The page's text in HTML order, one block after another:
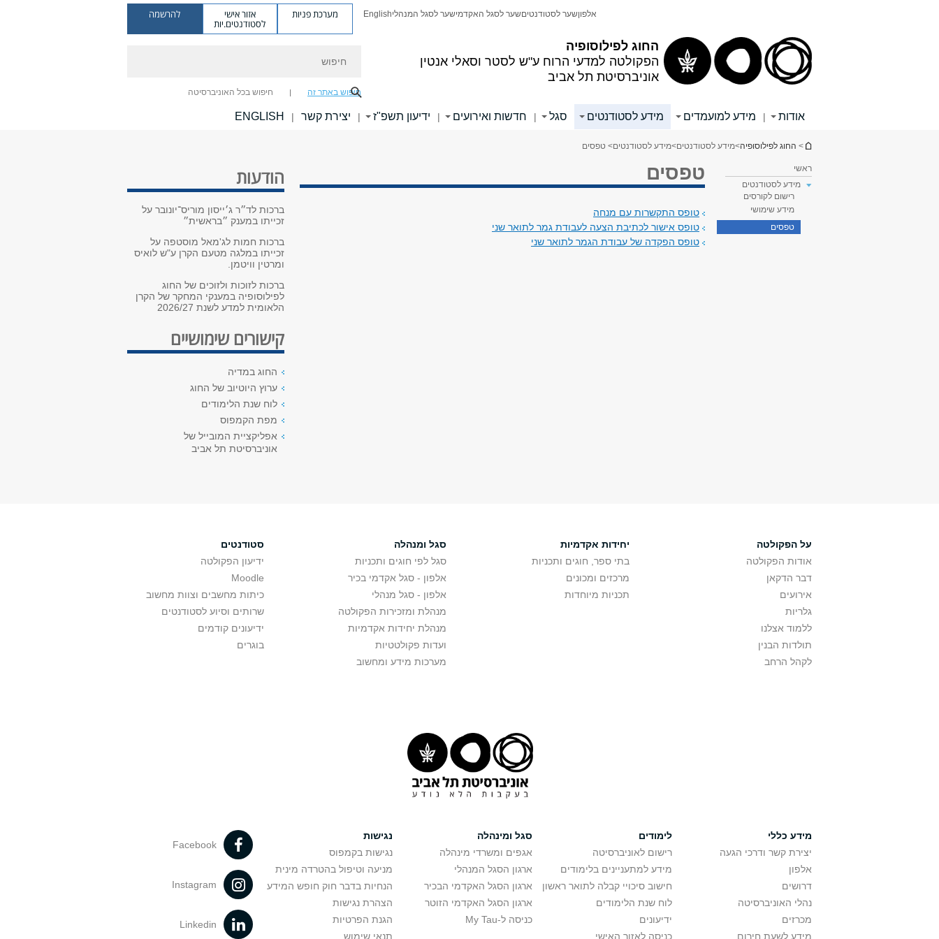
החוג לפילוסופיה
הפקולטה למדעי הרוח ע"ש לסטר וסאלי אנטין
אוניברסיטת תל אביב
אלפוןשער לסטודנטיםשער לסגל האקדמישער לסגל המנהליEnglish מערכת פניות אזור אישי
לסטודנטים.יות
להרשמה
חיפוש באתר זה חיפוש בכל האוניברסיטה
אודות | מידע למועמדים מידע לסטודנטים סגל | חדשות ואירועים | ידיעון תשפ"ז | יצירת קשר |
ENGLISH
הינך נמצא כאן
> החוג לפילוסופיה>מידע לסטודנטים>מידע לסטודנטים> טפסים
ראשי
מידע לסטודנטים
רישום לקורסים
מידע שימושי
טפסים
טפסים
טופס התקשרות עם מנחה
טופס אישור לכתיבת הצעה לעבודת גמר לתואר שני
טופס הפקדה של עבודת הגמר לתואר שני
הודעות
ברכות לד״ר ג׳ייסון מוריס־יונובר על
זכייתו במענק ״בראשית״
ברכות חמות לג'מאל מוסטפה על
זכייתו במלגה מטעם הקרן ע"ש לואיס
ומרטין וויטמן.
ברכות לזוכות ולזוכים של החוג
לפילוסופיה במענקי המחקר של הקרן
הלאומית למדע לשנת 2026/27
קישורים שימושיים
החוג במדיה
ערוץ היוטיוב של החוג
לוח שנת הלימודים
מפת הקמפוס
אפליקציית המובייל של
אוניברסיטת תל אביב
על הפקולטה
אודות הפקולטה
דבר הדקאן
אירועים
גלריות
ללמוד אצלנו
תולדות הבנין
לקהל הרחב
יחידות אקדמיות
בתי ספר, חוגים ותכניות
מרכזים ומכונים
תכניות מיוחדות
סגל ומנהלה
סגל לפי חוגים ותכניות
אלפון - סגל אקדמי בכיר
אלפון - סגל מנהלי
מנהלת ומזכירות הפקולטה
מנהלת יחידות אקדמיות
ועדות פקולטטיות
מערכות מידע ומחשוב
סטודנטים
ידיעון הפקולטה
Moodle
כיתות מחשבים וצוות מחשוב
שרותים וסיוע לסטודנטים
ידיעונים קודמים
בוגרים
מידע כללי
יצירת קשר ודרכי הגעה
אלפון
דרושים
נהלי האוניברסיטה
מכרזים
מידע לשעת חירום
לימודים
רישום לאוניברסיטה
מידע למתעניינים בלימודים
חישוב סיכויי קבלה לתואר ראשון
לוח שנת הלימודים
ידיעונים
כניסה לאזור האישי
סגל ומינהלה
אגפים ומשרדי מינהלה
ארגון הסגל המנהלי
ארגון הסגל האקדמי הבכיר
ארגון הסגל האקדמי הזוטר
כניסה ל-My Tau
נגישות
נגישות בקמפוס
מניעה וטיפול בהטרדה מינית
הנחיות בדבר חוק חופש המידע
הצהרת נגישות
הגנת הפרטיות
תנאי שימוש
Facebook
Instagram
Linkedin